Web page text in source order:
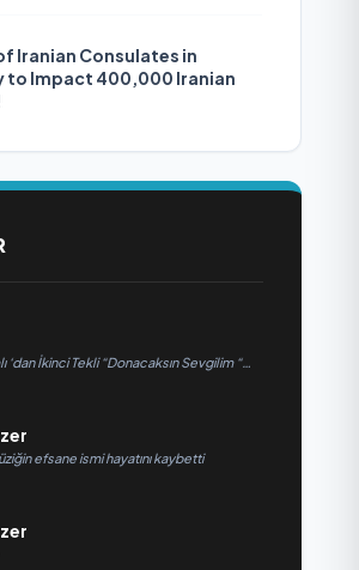
Iranian Consulates in
to Impact 400,000 Iranian
‘dan İkinci Tekli “Donacaksın Sevgilim “
efsane ismi hayatını kaybetti